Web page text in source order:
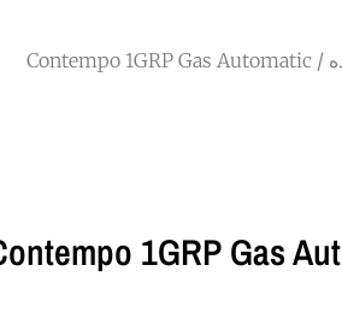
/ Contempo 1GRP Gas Automatic
1GRP Gas